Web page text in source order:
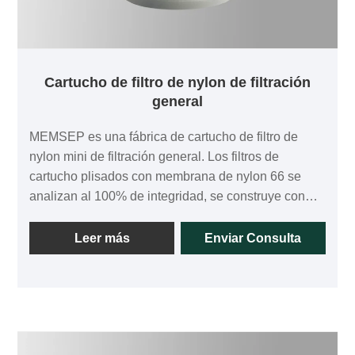
Cartucho de filtro de nylon de filtración
general
MEMSEP es una fábrica de cartucho de filtro de
nylon mini de filtración general. Los filtros de
cartucho plisados con membrana de nylon 66 se
analizan al 100% de integridad, se construye con
única. Lt ofrece una amplia compatibilidad química,
un área de filtro más alta con altas caudales a baja
Leer más Enviar Consulta